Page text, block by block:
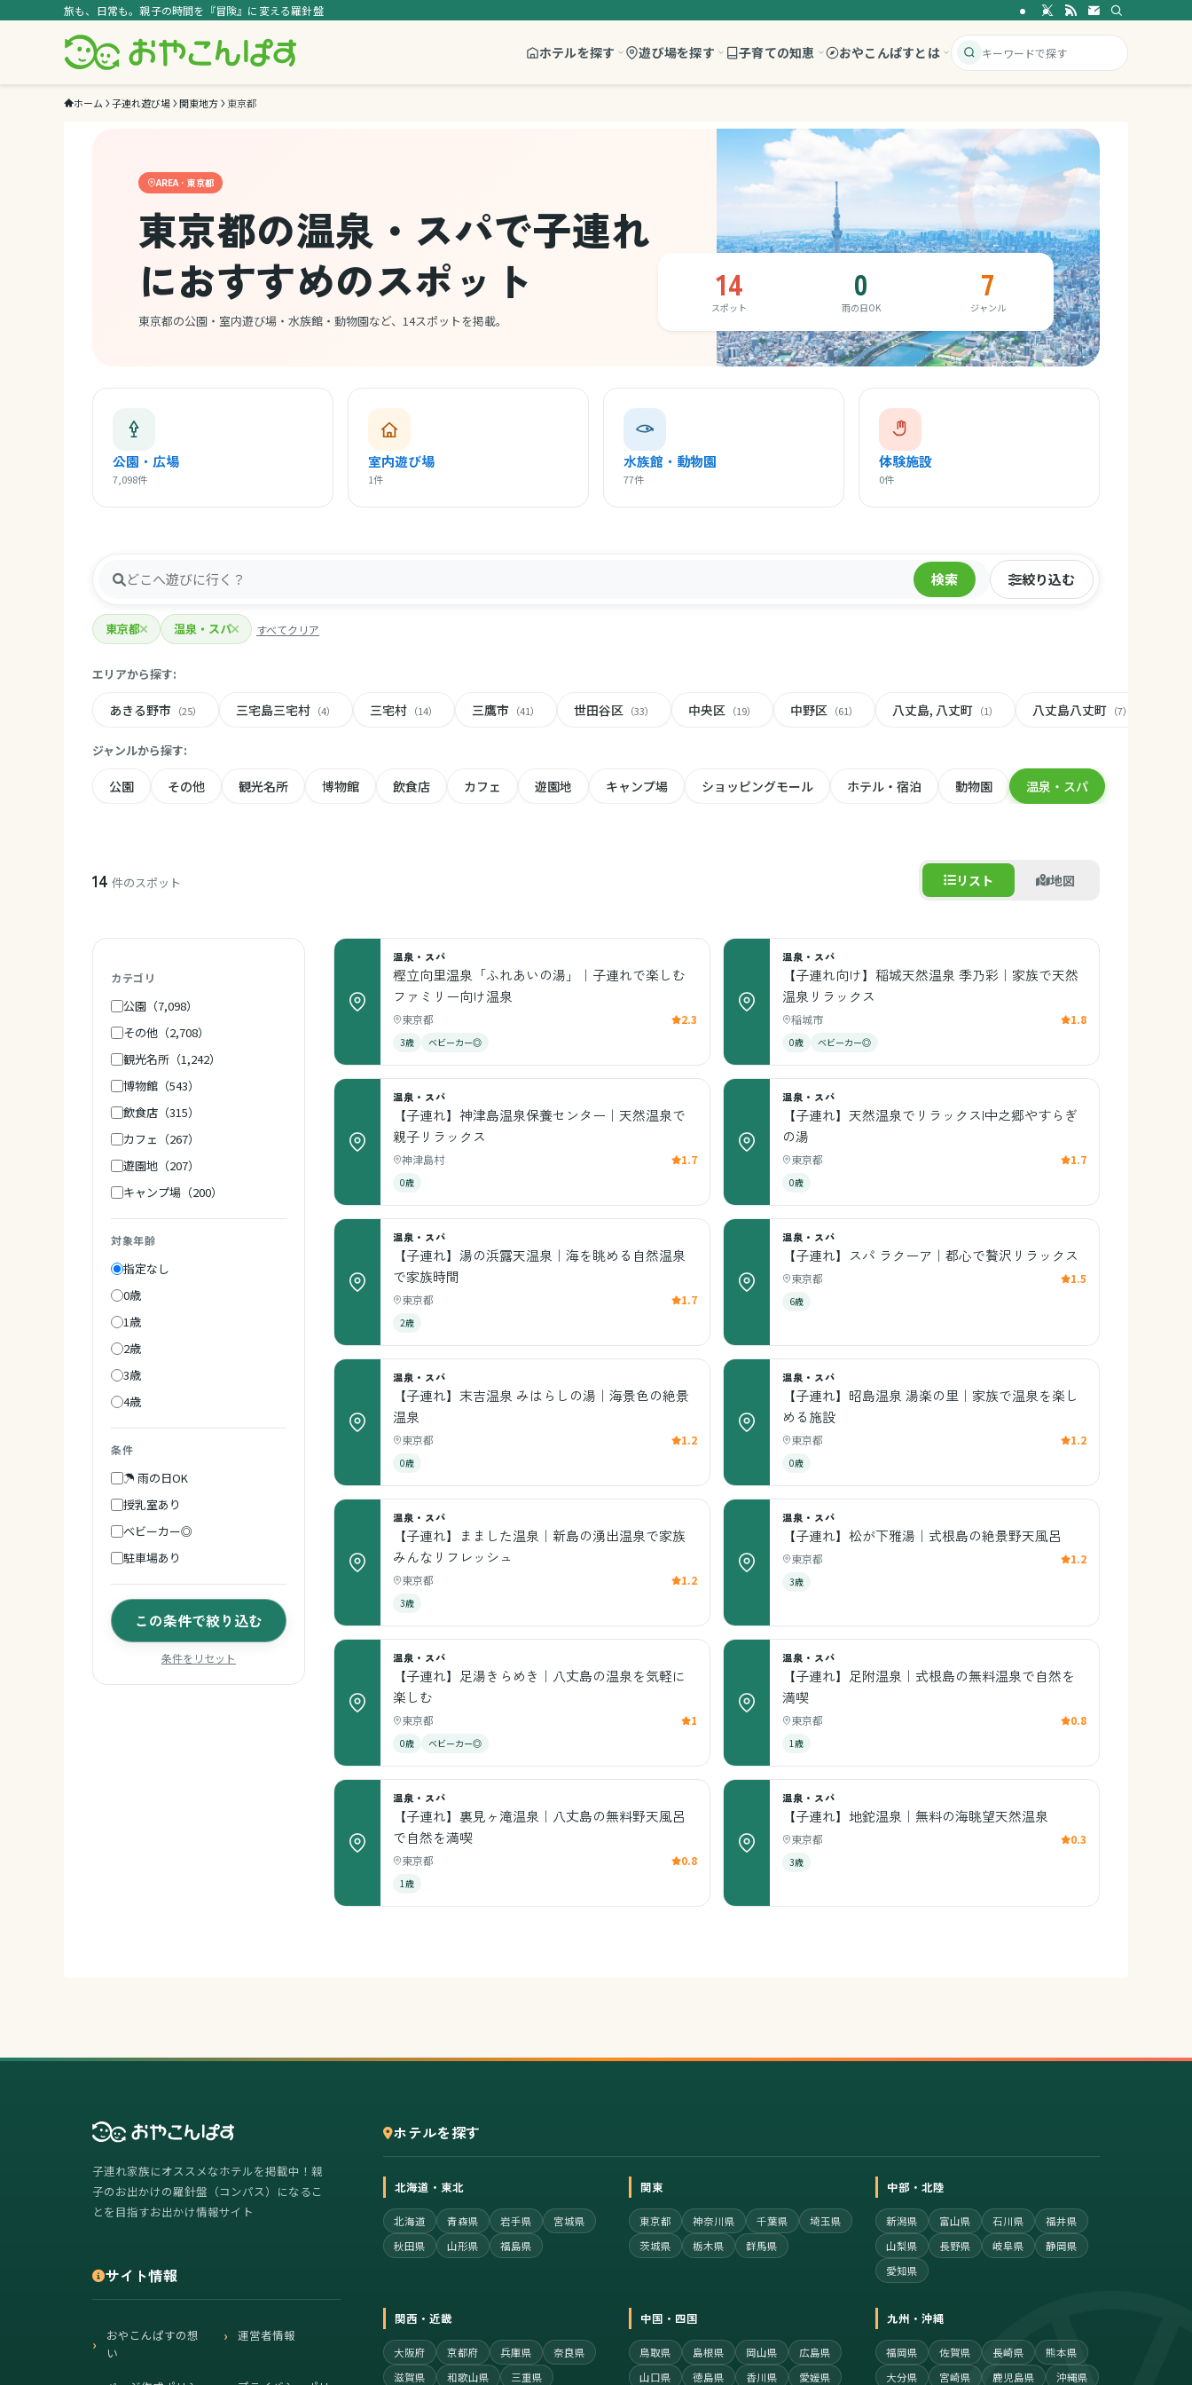
旅も、日常も。親子の時間を『冒険』に変える羅針盤
ホテルを探す 遊び場を探す 子育ての知恵 おやこんぱすとは
ホーム 子連れ遊び場 関東地方 東京都
AREA · 東京都
東京都の温泉・スパで子連れ
におすすめのスポット
東京都の公園・室内遊び場・水族館・動物園など、14スポットを掲載。
14
スポット
0
雨の日OK
7
ジャンル
公園・広場
7,098件
室内遊び場
1件
水族館・動物園
77件
体験施設
0件
検索 絞り込む
東京都 温泉・スパ すべてクリア
エリアから探す:
あきる野市 （25） 三宅島三宅村 （4） 三宅村 （14） 三鷹市 （41） 世田谷区 （33） 中央区 （19） 中野区 （61） 八丈島, 八丈町 （1） 八丈島八丈町 （7）
ジャンルから探す:
公園 その他 観光名所 博物館 飲食店 カフェ 遊園地 キャンプ場 ショッピングモール ホテル・宿泊 動物園 温泉・スパ
14 件のスポット リスト 地図
カテゴリ
公園（7,098）
その他（2,708）
観光名所（1,242）
博物館（543）
飲食店（315）
カフェ（267）
遊園地（207）
キャンプ場（200）
対象年齢
指定なし
0歳
1歳
2歳
3歳
4歳
条件
☂ 雨の日OK
授乳室あり
ベビーカー◎
駐車場あり
この条件で絞り込む
条件をリセット
温泉・スパ
樫立向里温泉「ふれあいの湯」｜子連れで楽しむ
ファミリー向け温泉
東京都 2.3
3歳 ベビーカー◎
温泉・スパ
【子連れ向け】稲城天然温泉 季乃彩｜家族で天然
温泉リラックス
稲城市 1.8
0歳 ベビーカー◎
温泉・スパ
【子連れ】神津島温泉保養センター｜天然温泉で
親子リラックス
神津島村 1.7
0歳
温泉・スパ
【子連れ】天然温泉でリラックス|中之郷やすらぎ
の湯
東京都 1.7
0歳
温泉・スパ
【子連れ】湯の浜露天温泉｜海を眺める自然温泉
で家族時間
東京都 1.7
2歳
温泉・スパ
【子連れ】スパ ラクーア｜都心で贅沢リラックス
東京都 1.5
6歳
温泉・スパ
【子連れ】末吉温泉 みはらしの湯｜海景色の絶景
温泉
東京都 1.2
0歳
温泉・スパ
【子連れ】昭島温泉 湯楽の里｜家族で温泉を楽し
める施設
東京都 1.2
0歳
温泉・スパ
【子連れ】まました温泉｜新島の湧出温泉で家族
みんなリフレッシュ
東京都 1.2
3歳
温泉・スパ
【子連れ】松が下雅湯｜式根島の絶景野天風呂
東京都 1.2
3歳
温泉・スパ
【子連れ】足湯きらめき｜八丈島の温泉を気軽に
楽しむ
東京都 1
0歳 ベビーカー◎
温泉・スパ
【子連れ】足附温泉｜式根島の無料温泉で自然を
満喫
東京都 0.8
1歳
温泉・スパ
【子連れ】裏見ヶ滝温泉｜八丈島の無料野天風呂
で自然を満喫
東京都 0.8
1歳
温泉・スパ
【子連れ】地鉈温泉｜無料の海眺望天然温泉
東京都 0.3
3歳
子連れ家族にオススメなホテルを掲載中！親
子のお出かけの羅針盤（コンパス）になるこ
とを目指すお出かけ情報サイト
ホテルを探す
北海道・東北
北海道 青森県 岩手県
宮城県
秋田県
山形県 福島県
関東
東京都 神奈川県 千葉県
埼玉県
茨城県
栃木県 群馬県
中部・北陸
新潟県 富山県 石川県
福井県
山梨県
長野県 岐阜県
静岡県
愛知県
関西・近畿
大阪府 京都府 兵庫県
奈良県
滋賀県
和歌山県 三重県
中国・四国
鳥取県 島根県 岡山県
広島県
山口県
徳島県 香川県 愛媛県
九州・沖縄
福岡県 佐賀県 長崎県
熊本県
大分県
宮崎県 鹿児島県 沖縄県
サイト情報
おやこんぱすの想
い
運営者情報